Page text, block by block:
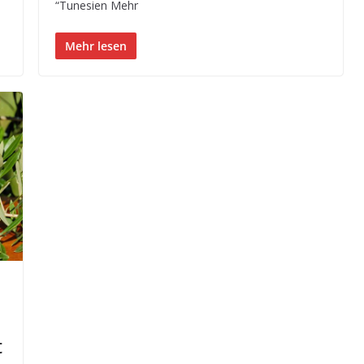
“Tunesien Mehr
Mehr lesen